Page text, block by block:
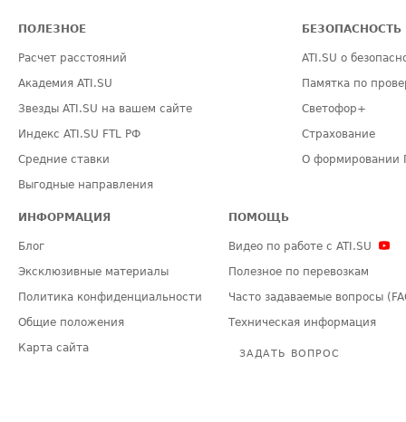
ПОЛЕЗНОЕ
Расчет расстояний
Академия ATI.SU
Звезды ATI.SU на вашем сайте
Индекс ATI.SU FTL РФ
Средние ставки
Выгодные направления
БЕЗОПАСНОСТЬ
ATI.SU о
Памятка по
Светофор+
Страхование
О формировании
ИНФОРМАЦИЯ
Блог
Эксклюзивные материалы
Политика конфиденциальности
Общие положения
Карта сайта
ПОМОЩЬ
Видео по работе с ATI.SU
Полезное по перевозкам
Часто задаваемые вопросы
Техническая информация
ЗАДАТЬ ВОПРОС